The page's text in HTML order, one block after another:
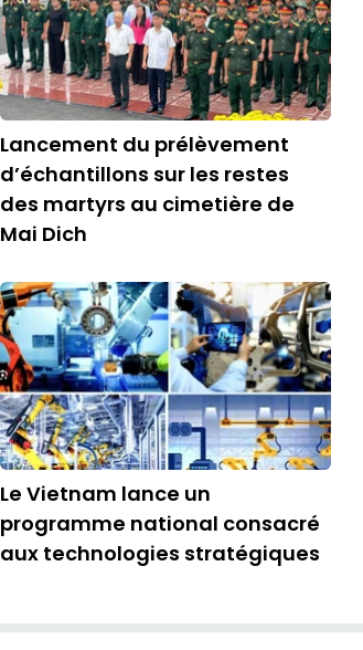
Lancement du prélèvement
d’échantillons sur les restes
des martyrs au cimetière de
Mai Dich
Le Vietnam lance un
programme national consacré
aux technologies stratégiques